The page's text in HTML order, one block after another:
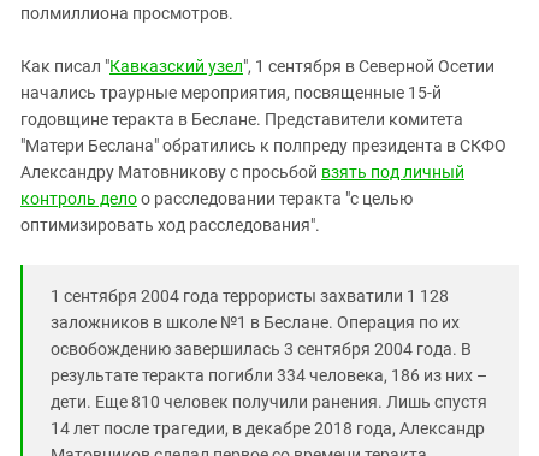
Чечня
Южный Кавказ
ЮФО
полмиллиона просмотров.
Как писал "Кавказский узел", 1 сентября в Северной Осетии
начались траурные мероприятия, посвященные 15-й
годовщине теракта в Беслане. Представители комитета
"Матери Беслана" обратились к полпреду президента в СКФО
Александру Матовникову с просьбой взять под личный
контроль делоо расследовании теракта "с целью
оптимизировать ход расследования".
1 сентября 2004 года террористы захватили 1 128
заложников в школе №1 в Беслане. Операция по их
освобождению завершилась 3 сентября 2004 года. В
результате теракта погибли 334 человека, 186 из них –
дети. Еще 810 человек получили ранения. Лишь спустя
14 лет после трагедии, в декабре 2018 года, Александр